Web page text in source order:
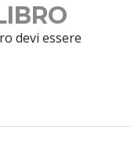
devi essere